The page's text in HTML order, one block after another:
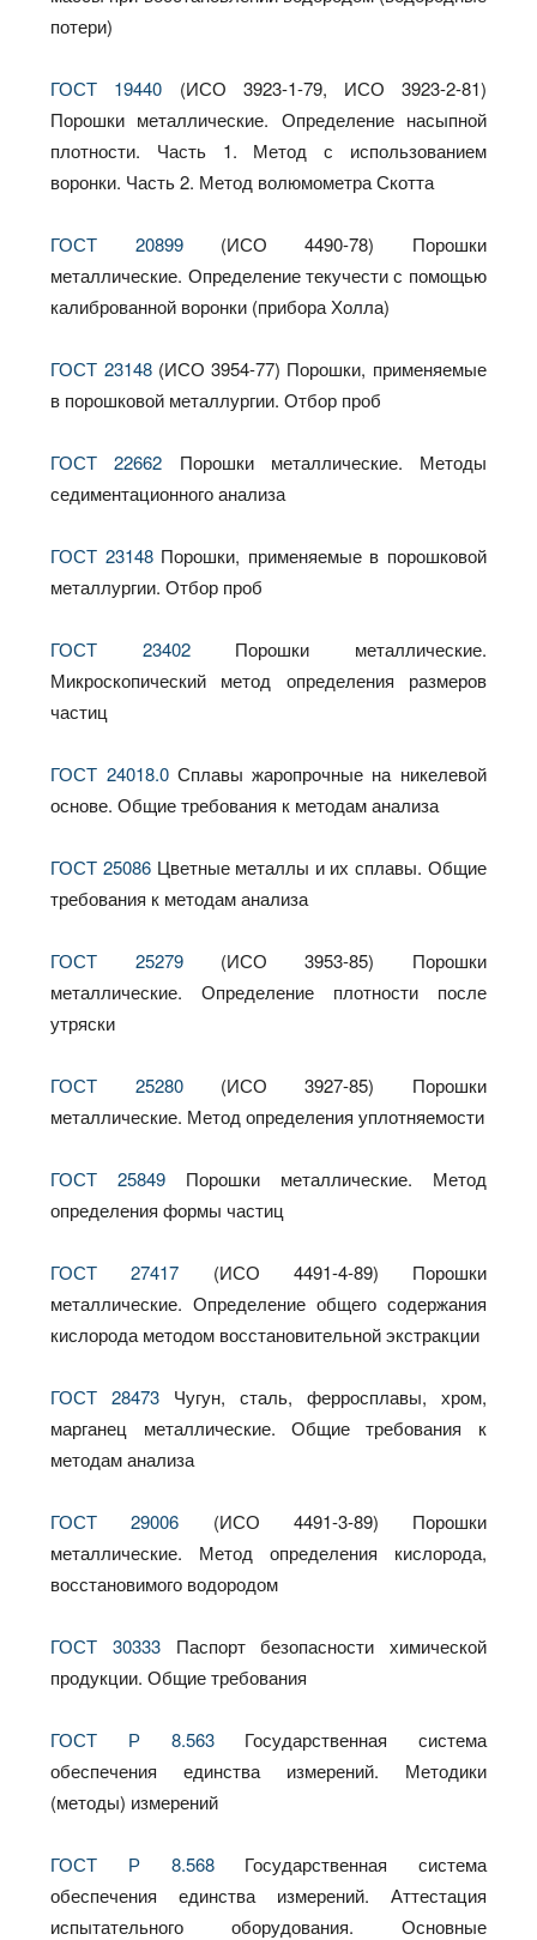
потери)
ГОСТ 19440
(ИСО 3923-1-79, ИСО 3923-2-81)
Порошки металлические. Определение насыпной
плотности. Часть 1. Метод с использованием
воронки. Часть 2. Метод волюмометра Скотта
ГОСТ 20899
(ИСО 4490-78) Порошки
металлические. Определение текучести с помощью
калиброванной воронки (прибора Холла)
ГОСТ 23148 (ИСО 3954-77) Порошки, применяемые
в порошковой металлургии. Отбор проб
ГОСТ 22662
Порошки металлические. Методы
седиментационного анализа
ГОСТ 23148 Порошки, применяемые в порошковой
металлургии. Отбор проб
ГОСТ 23402
Порошки металлические.
Микроскопический метод определения размеров
частиц
ГОСТ 24018.0 Сплавы жаропрочные на никелевой
основе. Общие требования к методам анализа
ГОСТ 25086 Цветные металлы и их сплавы. Общие
требования к методам анализа
ГОСТ 25279
(ИСО 3953-85) Порошки
металлические. Определение плотности после
утряски
ГОСТ 25280
(ИСО 3927-85) Порошки
металлические. Метод определения уплотняемости
ГОСТ 25849
Порошки металлические. Метод
определения формы частиц
ГОСТ 27417
(ИСО 4491-4-89) Порошки
металлические. Определение общего содержания
кислорода методом восстановительной экстракции
ГОСТ 28473
Чугун, сталь, ферросплавы, хром,
марганец металлические. Общие требования к
методам анализа
ГОСТ 29006
(ИСО 4491-3-89) Порошки
металлические. Метод определения кислорода,
восстановимого водородом
ГОСТ 30333
Паспорт безопасности химической
продукции. Общие требования
ГОСТ Р 8.563
Государственная система
обеспечения единства измерений. Методики
(методы) измерений
ГОСТ Р 8.568
Государственная система
обеспечения единства измерений. Аттестация
испытательного оборудования. Основные